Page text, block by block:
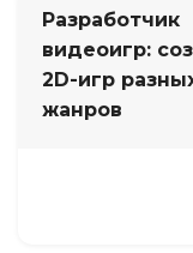
Разработчик
видеоигр:
2D-игр
жанров